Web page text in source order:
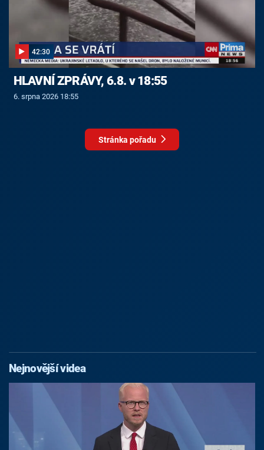
42:30
HLAVNÍ ZPRÁVY, 6.8. v 18:55
6. srpna 2026 18:55
Stránka pořadu
Nejnovější videa